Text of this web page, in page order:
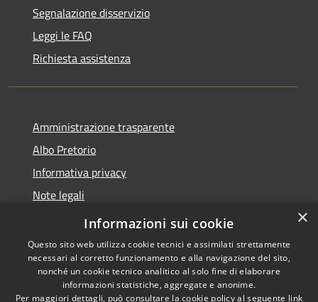
Segnalazione disservizio
Leggi le FAQ
Richiesta assistenza
Amministrazione trasparente
Albo Pretorio
Informativa privacy
Note legali
Dichiarazione di accessibilità
Copyright © 2021 •
×
Informazioni sui cookie
Questo sito web utilizza cookie tecnici e assimilati strettamente
necessari al corretto funzionamento e alla navigazione del sito,
nonché un cookie tecnico analitico al solo fine di elaborare
informazioni statistiche, aggregate e anonime.
Per maggiori dettagli, può consultare la cookie policy al seguente link